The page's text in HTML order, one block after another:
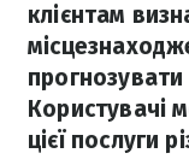
клієнтам
Користувачі
цієї послуги